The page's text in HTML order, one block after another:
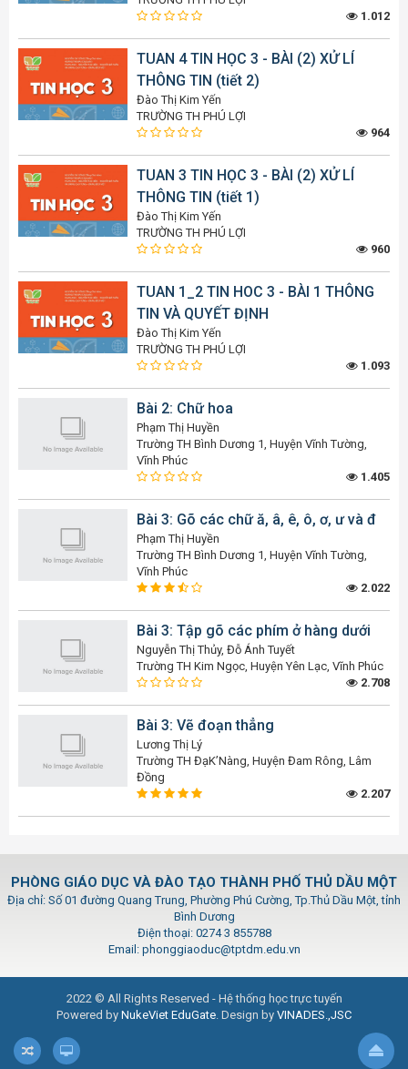
1.012
TUAN 4 TIN HỌC 3 - BÀI (2) XỬ LÍ
THÔNG TIN (tiết 2)
Đào Thị Kim Yến
TRƯỜNG TH PHÚ LỢI
964
TUAN 3 TIN HỌC 3 - BÀI (2) XỬ LÍ
THÔNG TIN (tiết 1)
Đào Thị Kim Yến
TRƯỜNG TH PHÚ LỢI
960
TUAN 1_2 TIN HOC 3 - BÀI 1 THÔNG
TIN VÀ QUYẾT ĐỊNH
Đào Thị Kim Yến
TRƯỜNG TH PHÚ LỢI
1.093
Bài 2: Chữ hoa
Phạm Thị Huyền
Trường TH Bình Dương 1, Huyện Vĩnh Tường,
Vĩnh Phúc
1.405
Bài 3: Gõ các chữ ă, â, ê, ô, ơ, ư và đ
Phạm Thị Huyền
Trường TH Bình Dương 1, Huyện Vĩnh Tường,
Vĩnh Phúc
2.022
Bài 3: Tập gõ các phím ở hàng dưới
Nguyễn Thị Thủy, Đỗ Ánh Tuyết
Trường TH Kim Ngọc, Huyện Yên Lạc, Vĩnh Phúc
2.708
Bài 3: Vẽ đoạn thẳng
Lương Thị Lý
Trường TH ĐạK’Nàng, Huyện Đam Rông, Lâm
Đồng
2.207
PHÒNG GIÁO DỤC VÀ ĐÀO TẠO THÀNH PHỐ THỦ DẦU MỘT
Địa chỉ: Số 01 đường Quang Trung, Phường Phú Cường, Tp.Thủ Dầu Một, tỉnh
Bình Dương
Điện thoại: 0274 3 855788
Email: phonggiaoduc@tptdm.edu.vn
2022 © All Rights Reserved - Hệ thống học trực tuyến
Powered by NukeViet EduGate. Design by VINADES.,JSC